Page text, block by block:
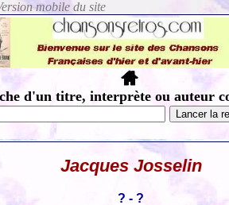
d'un titre, interprète ou auteur
Jacques Josselin
? - ?